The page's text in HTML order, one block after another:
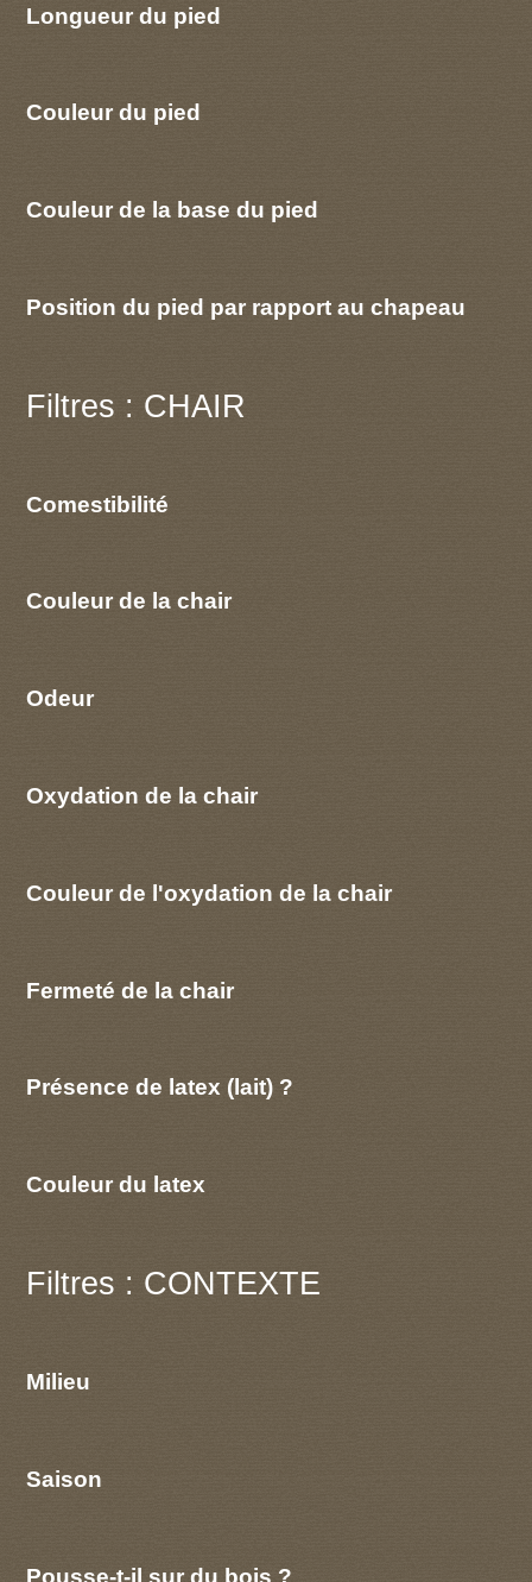
Longueur du pied
Couleur du pied
Couleur de la base du pied
Position du pied par rapport au chapeau
Filtres : CHAIR
Comestibilité
Couleur de la chair
Odeur
Oxydation de la chair
Couleur de l'oxydation de la chair
Fermeté de la chair
Présence de latex (lait) ?
Couleur du latex
Filtres : CONTEXTE
Milieu
Saison
Pousse-t-il sur du bois ?